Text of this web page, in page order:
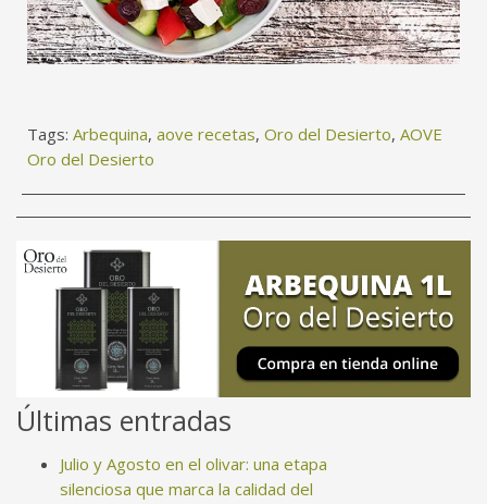
Tags: Arbequina, aove recetas, Oro del Desierto, AOVE
Oro del Desierto
Últimas entradas
Julio y Agosto en el olivar: una etapa
silenciosa que marca la calidad del